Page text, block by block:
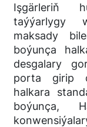
Işgärleriň
taýýarlygy
maksady
boýunça
desgalary
porta girip
halkara
boýunça,